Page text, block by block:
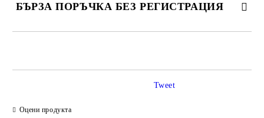
БЪРЗА ПОРЪЧКА БЕЗ РЕГИСТРАЦИЯ
Оцени продукта
Tweet